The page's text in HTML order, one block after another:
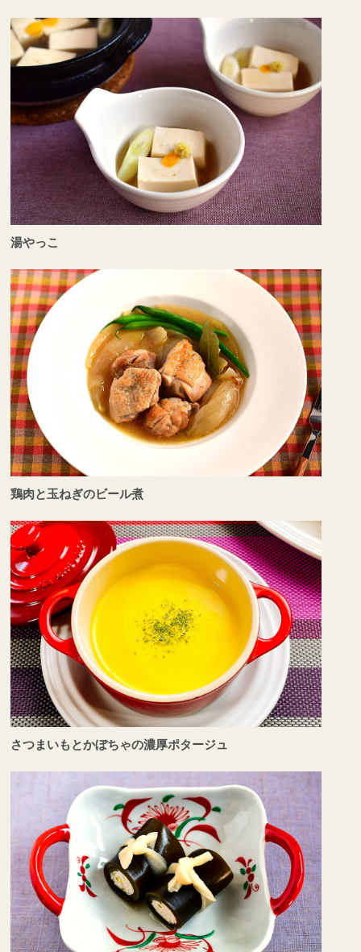
湯やっこ
鶏肉と玉ねぎのビール煮
さつまいもとかぼちゃの濃厚ポタージュ